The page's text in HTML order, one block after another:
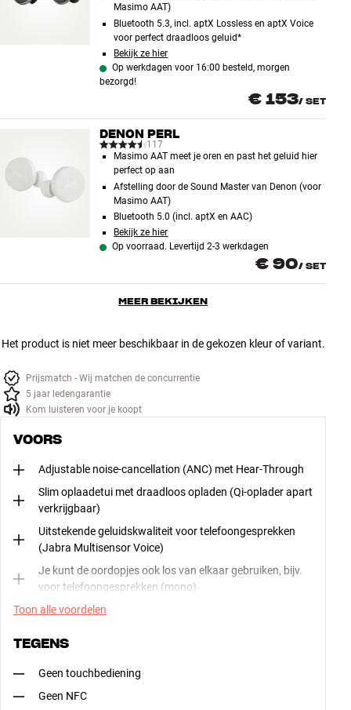
Masimo AAT)
Bluetooth 5.3, incl. aptX Lossless en aptX Voice
voor perfect draadloos geluid*
Bekijk ze hier
Op werkdagen voor 16:00 besteld, morgen
bezorgd!
€ 153/ SET
DENON PERL
117
Masimo AAT meet je oren en past het geluid hier
perfect op aan
Afstelling door de Sound Master van Denon (voor
Masimo AAT)
Bluetooth 5.0 (incl. aptX en AAC)
Bekijk ze hier
Op voorraad. Levertijd 2-3 werkdagen
€ 90/ SET
MEER BEKIJKEN
Het product is niet meer beschikbaar in de gekozen kleur of variant.
Prijsmatch - Wij matchen de concurrentie
5 jaar ledengarantie
Kom luisteren voor je koopt
VOORS
Adjustable noise-cancellation (ANC) met Hear-Through
Slim oplaadetui met draadloos opladen (Qi-oplader apart
verkrijgbaar)
Uitstekende geluidskwaliteit voor telefoongesprekken
(Jabra Multisensor Voice)
Je kunt de oordopjes ook los van elkaar gebruiken, bijv.
voor telefoongesprekken (mono)
Toon alle voordelen
TEGENS
Geen touchbediening
Geen NFC